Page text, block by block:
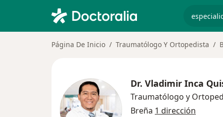
Página De Inicio Traumatólogo Y Ortopedista
Dr. Vladimir Inca
Traumatólogo y
Breña 1 dirección